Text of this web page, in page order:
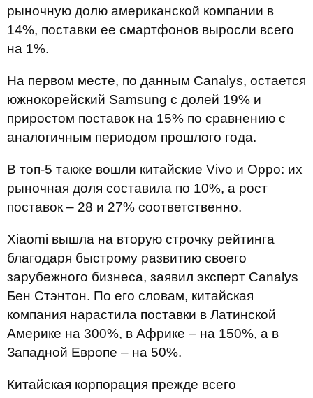
рыночную долю американской компании в
14%, поставки ее смартфонов выросли всего
на 1%.
На первом месте, по данным Canalys, остается
южнокорейский Samsung с долей 19% и
приростом поставок на 15% по сравнению с
аналогичным периодом прошлого года.
В топ-5 также вошли китайские Vivo и Oppo: их
рыночная доля составила по 10%, а рост
поставок – 28 и 27% соответственно.
Xiaomi вышла на вторую строчку рейтинга
благодаря быстрому развитию своего
зарубежного бизнеса, заявил эксперт Canalys
Бен Стэнтон. По его словам, китайская
компания нарастила поставки в Латинской
Америке на 300%, в Африке – на 150%, а в
Западной Европе – на 50%.
Китайская корпорация прежде всего